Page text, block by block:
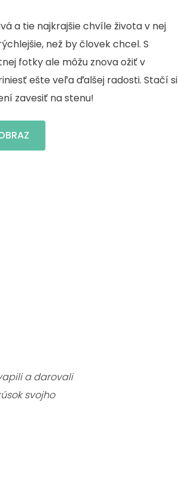
a tie najkrajšie chvíle života v nej
než by človek chcel. S
fotky ale môžu znova ožiť v
ešte veľa ďalšej radosti. Stačí si
zavesiť na stenu!
a darovali
svojho